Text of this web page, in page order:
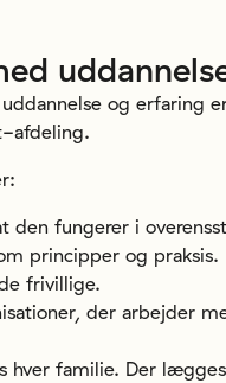
og erfaring
afdeling.
den fungerer i
principper og praksis.
frivillige.
der arbejder
hver familie. Der